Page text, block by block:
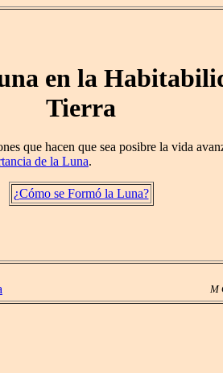
en la
Tierra
que hacen que sea posibre la vida
de la Luna.
¿Cómo se Formó la Luna?
M